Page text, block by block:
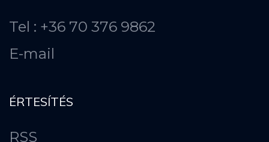
Tel : +36 70 376 9862
E-mail
ÉRTESÍTÉS
RSS